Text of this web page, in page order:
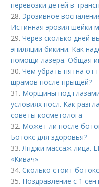
перевозки детей в
28. Эрозивное
Истинная эрозия шейки
29.Через сколько дней
эпиляции бикини. Как
помощи лазера. Общая
30.Чем убрать пятна от
шрамов после прыщей?
31. Морщины под
условиях посл. Как
советы косметолога
32. Может ли после
Ботокс для здоровья?
33.Лпджи массаж лица.
«Кивач»
34.Сколько стоит
35. Поздравление с 1